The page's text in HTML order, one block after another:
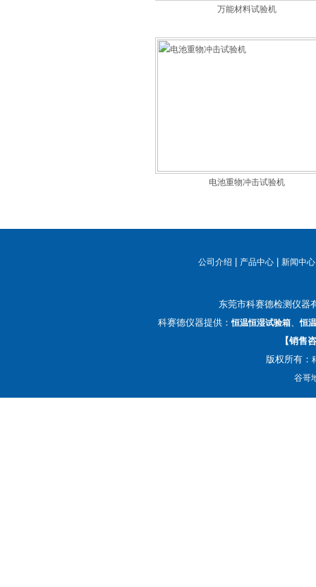
万能材料试验机
电池重物冲击试验机
公司介绍 | 产品中心 |新闻中心
东莞市科赛德检测仪
科赛德仪器提供：恒温恒湿试验箱 、恒
【销售
版权所有：
谷哥